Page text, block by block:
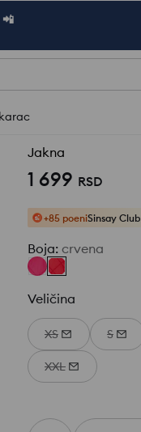
Jakna
1 699 RSD
+85 poeniSinsay Club
Boja: crvena
Veličina
XS S
XXL